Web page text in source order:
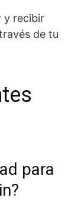
y recibir
de tu
para